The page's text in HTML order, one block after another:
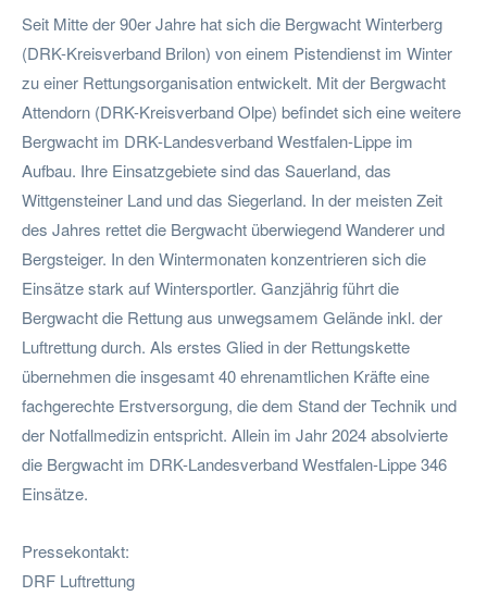
Seit Mitte der 90er Jahre hat sich die Bergwacht Winterberg
(DRK-Kreisverband Brilon) von einem Pistendienst im Winter
zu einer Rettungsorganisation entwickelt. Mit der Bergwacht
Attendorn (DRK-Kreisverband Olpe) befindet sich eine weitere
Bergwacht im DRK-Landesverband Westfalen-Lippe im
Aufbau. Ihre Einsatzgebiete sind das Sauerland, das
Wittgensteiner Land und das Siegerland. In der meisten Zeit
des Jahres rettet die Bergwacht überwiegend Wanderer und
Bergsteiger. In den Wintermonaten konzentrieren sich die
Einsätze stark auf Wintersportler. Ganzjährig führt die
Bergwacht die Rettung aus unwegsamem Gelände inkl. der
Luftrettung durch. Als erstes Glied in der Rettungskette
übernehmen die insgesamt 40 ehrenamtlichen Kräfte eine
fachgerechte Erstversorgung, die dem Stand der Technik und
der Notfallmedizin entspricht. Allein im Jahr 2024 absolvierte
die Bergwacht im DRK-Landesverband Westfalen-Lippe 346
Einsätze.
Pressekontakt:
DRF Luftrettung